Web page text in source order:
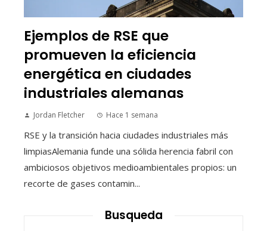
Ejemplos de RSE que
promueven la eficiencia
energética en ciudades
industriales alemanas
Jordan Fletcher Hace 1 semana
RSE y la transición hacia ciudades industriales más
limpiasAlemania funde una sólida herencia fabril con
ambiciosos objetivos medioambientales propios: un
recorte de gases contamin...
Busqueda